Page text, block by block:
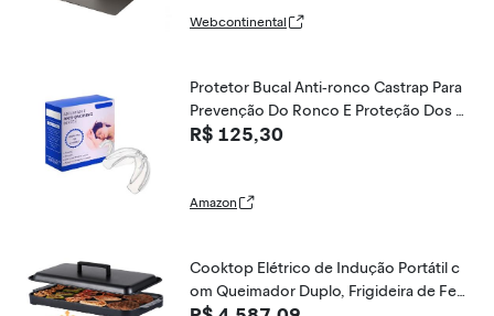
Webcontinental
Protetor Bucal Anti-ronco Castrap Para
Prevenção Do Ronco E Proteção Dos D
entes Alívio Respirável Da Proteção Do
R$ 125,30
Amazon
Cooktop Elétrico de Indução Portátil c
om Queimador Duplo, Frigideira de Ferr